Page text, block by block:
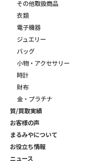
その他取扱商品
衣類
電子機器
ジュエリー
バッグ
小物・アクセサリー
時計
財布
金・プラチナ
質/買取実績
お客様の声
まるみやについて
お役立ち情報
ニュース